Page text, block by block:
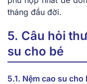
tháng đầu đời.
5. Câu hỏi
su cho bé
5.1. Nệm cao su